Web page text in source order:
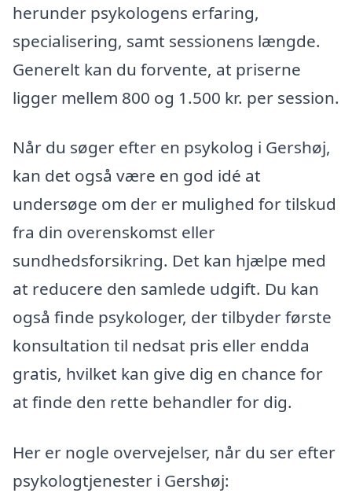
herunder psykologens erfaring,
specialisering, samt sessionens længde.
Generelt kan du forvente, at priserne
ligger mellem 800 og 1.500 kr. per session.
Når du søger efter en psykolog i Gershøj,
kan det også være en god idé at
undersøge om der er mulighed for tilskud
fra din overenskomst eller
sundhedsforsikring. Det kan hjælpe med
at reducere den samlede udgift. Du kan
også finde psykologer, der tilbyder første
konsultation til nedsat pris eller endda
gratis, hvilket kan give dig en chance for
at finde den rette behandler for dig.
Her er nogle overvejelser, når du ser efter
psykologtjenester i Gershøj: